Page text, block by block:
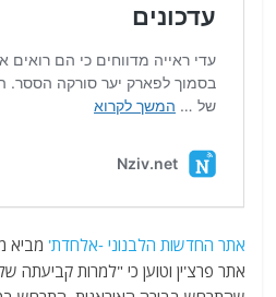
אתר החדשות הלבנוני -אלחדת' מביא
אתר פרצ'ין וטוען כי "למרות קביעתה